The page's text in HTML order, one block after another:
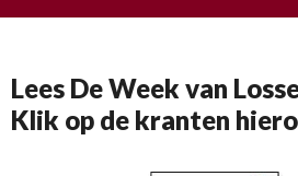
Lees De Week van
Klik op de kranten